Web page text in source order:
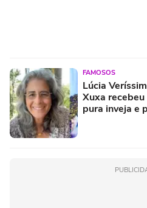
FAMOSOS
Lúcia
Xuxa
pura inveja e